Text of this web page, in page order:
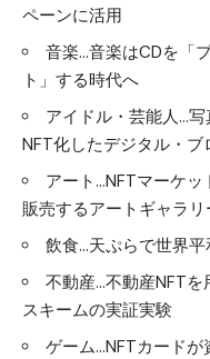
ペーンに活用
音楽…音楽はCDを「
ト」する時代へ
アイドル・芸能人…
NFT化したデジタル・ブ
アート…NFTマーケ
販売するアートギャラリ
飲食…天ぷらで世界
不動産…不動産NFT
スキームの実証実験
ゲーム…NFTカード